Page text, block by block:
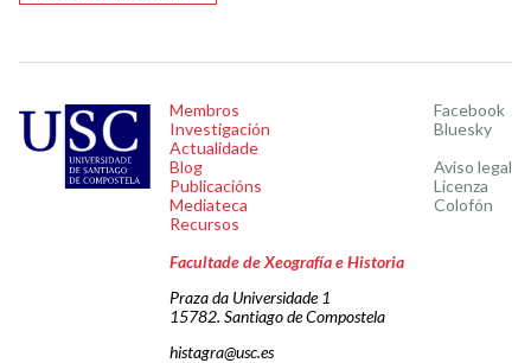
Membros
Investigación
Actualidade
Blog
Publicacións
Mediateca
Recursos
Facebook
Bluesky
Aviso legal
Licenza
Colofón
Facultade de Xeografía e Historia
Praza da Universidade 1
15782. Santiago de Compostela
histagra@usc.es